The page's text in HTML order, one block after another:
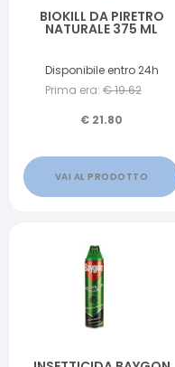
BIOKILL DA PIRETRO
NATURALE 375 ML
Disponibile entro 24h
Prima era: €19.62
€ 21.80
VAI AL PRODOTTO